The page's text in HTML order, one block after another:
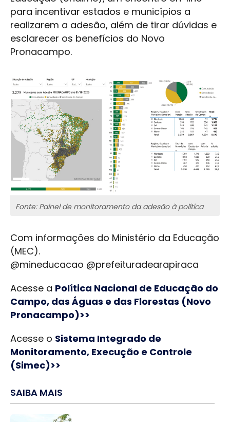
para incentivar estados e municípios a
realizarem a adesão, além de tirar dúvidas e
esclarecer os benefícios do Novo
Pronacampo.
Fonte: Painel de monitoramento da adesão à política
Com informações do Ministério da Educação
(MEC).
@mineducacao @prefeituradearapiraca
Acesse a Política Nacional de Educação do
Campo, das Águas e das Florestas (Novo
Pronacampo)>>
Acesse o Sistema Integrado de
Monitoramento, Execução e Controle
(Simec)>>
SAIBA MAIS